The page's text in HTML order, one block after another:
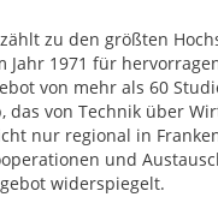
zu den größten
1971 für
von mehr als 60
von Technik über
nur regional in
und
widerspiegelt.